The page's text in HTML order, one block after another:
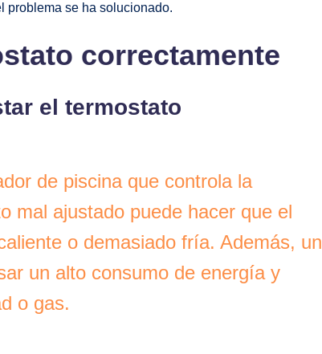
problema se ha solucionado.
correctamente
el termostato
de piscina que controla la
mal ajustado puede hacer que el
o demasiado fría. Además, un
un alto consumo de energía y
o gas.